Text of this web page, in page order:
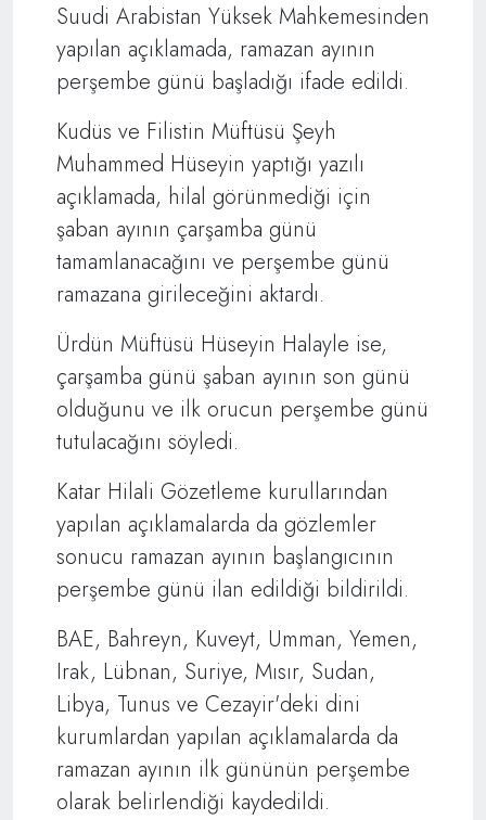
Suudi Arabistan Yüksek Mahkemesinden
yapılan açıklamada, ramazan ayının
perşembe günü başladığı ifade edildi.
Kudüs ve Filistin Müftüsü Şeyh
Muhammed Hüseyin yaptığı yazılı
açıklamada, hilal görünmediği için
şaban ayının çarşamba günü
tamamlanacağını ve perşembe günü
ramazana girileceğini aktardı.
Ürdün Müftüsü Hüseyin Halayle ise,
çarşamba günü şaban ayının son günü
olduğunu ve ilk orucun perşembe günü
tutulacağını söyledi.
Katar Hilali Gözetleme kurullarından
yapılan açıklamalarda da gözlemler
sonucu ramazan ayının başlangıcının
perşembe günü ilan edildiği bildirildi.
BAE, Bahreyn, Kuveyt, Umman, Yemen,
Irak, Lübnan, Suriye, Mısır, Sudan,
Libya, Tunus ve Cezayir'deki dini
kurumlardan yapılan açıklamalarda da
ramazan ayının ilk gününün perşembe
olarak belirlendiği kaydedildi.